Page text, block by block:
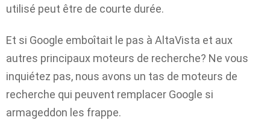
utilisé peut être de courte durée.
Et si Google emboîtait le pas à AltaVista et aux
autres principaux moteurs de recherche? Ne vous
inquiétez pas, nous avons un tas de moteurs de
recherche qui peuvent remplacer Google si
armageddon les frappe.